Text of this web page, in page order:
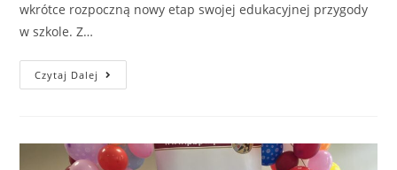
wkrótce rozpoczną nowy etap swojej edukacyjnej przygody
w szkole. Z…
Czytaj Dalej